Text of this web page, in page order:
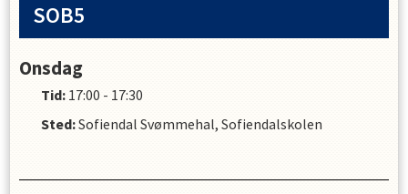
SOB5
Onsdag
Tid: 17:00 - 17:30
Sted:Sofiendal Svømmehal, Sofiendalskolen